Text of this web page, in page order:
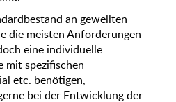
an gewellten
die meisten Anforderungen
eine individuelle
mit spezifischen
etc. benötigen,
bei der Entwicklung der